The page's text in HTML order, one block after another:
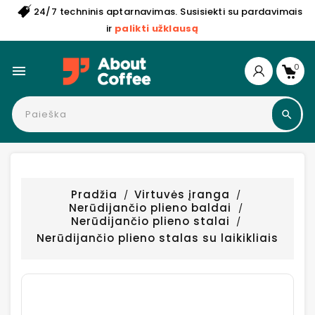
24/7 techninis aptarnavimas. Susisiekti su pardavimais
ir palikti užklausą
 0
Pradžia
Virtuvės įranga
Nerūdijančio plieno baldai
Nerūdijančio plieno stalai
Nerūdijančio plieno stalas su laikikliais